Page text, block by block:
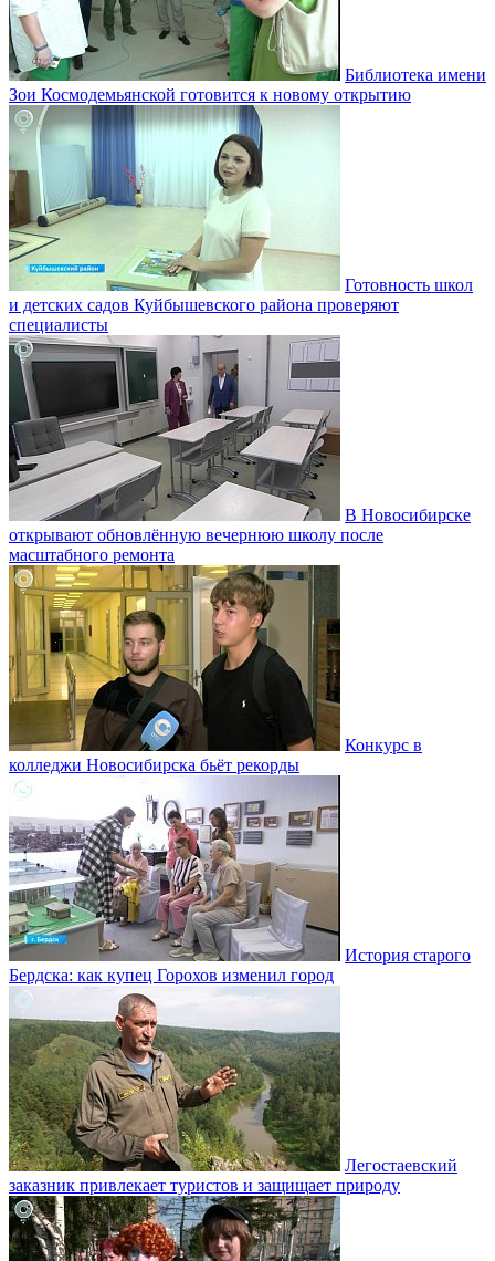
Библиотека имени
Зои Космодемьянской готовится к новому открытию
Готовность школ
и детских садов Куйбышевского района проверяют
специалисты
В Новосибирске
открывают обновлённую вечернюю школу после
масштабного ремонта
Конкурс в
колледжи Новосибирска бьёт рекорды
История старого
Бердска: как купец Горохов изменил город
Легостаевский
заказник привлекает туристов и защищает природу